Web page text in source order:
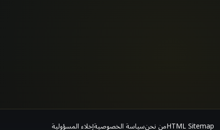
HTML Sitemapمن نحنسياسة الخصوصيةإخلاء المسؤولية